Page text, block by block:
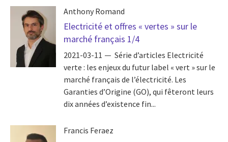
Anthony Romand
Electricité et offres « vertes » sur le
marché français 1/4
2021-03-11
Série d’articles Electricité
verte : les enjeux du futur label « vert » sur le
marché français de l’électricité. Les
Garanties d’Origine (GO), qui fêteront leurs
dix années d’existence fin...
Francis Feraez